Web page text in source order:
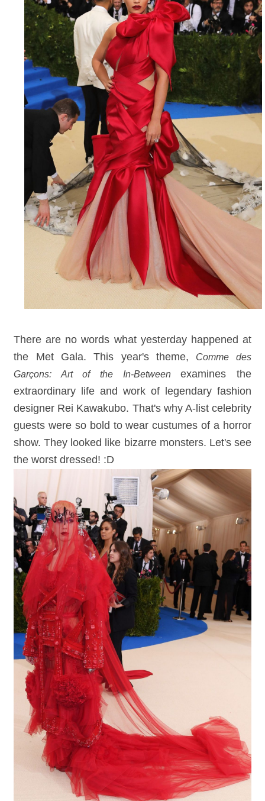
There are no words what yesterday happened at
the Met Gala.This year's theme,
Comme des
Garçons: Art of the In-Betweenexamines the
extraordinary life and work of legendary fashion
designer Rei Kawakubo. That's why A-list celebrity
guests were so bold to wear custumes of a horror
show. They looked like bizarre monsters. Let's see
the worst dressed! :D